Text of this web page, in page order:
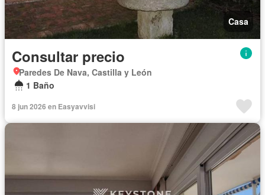
Casa
Consultar precio
Paredes De Nava, Castilla y León
1 Baño
8 jun 2026 en Easyavvisi